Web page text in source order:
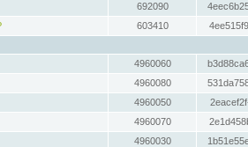
692090
603410
4960060
4960080
4960050
4960070
4960030